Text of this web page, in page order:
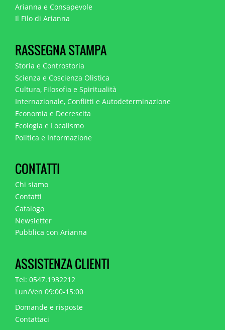
Arianna e Consapevole
Il Filo di Arianna
RASSEGNA STAMPA
Storia e Controstoria
Scienza e Coscienza Olistica
Cultura, Filosofia e Spiritualità
Internazionale, Conflitti e Autodeterminazione
Economia e Decrescita
Ecologia e Localismo
Politica e Informazione
CONTATTI
Chi siamo
Contatti
Catalogo
Newsletter
Pubblica con Arianna
ASSISTENZA CLIENTI
Tel: 0547.1932212
Lun/Ven 09:00-15:00
Domande e risposte
Contattaci